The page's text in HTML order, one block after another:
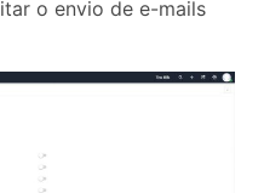
o envio de e-mails